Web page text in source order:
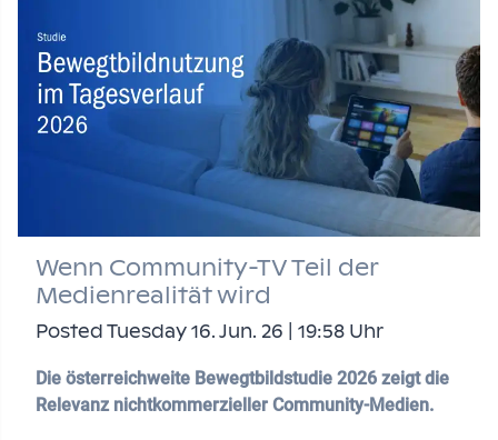
Wenn Community-TV Teil der
Medienrealität wird
Posted Tuesday 16. Jun. 26 | 19:58 Uhr
Die österreichweite Bewegtbildstudie 2026 zeigt die
Relevanz nichtkommerzieller Community-Medien.